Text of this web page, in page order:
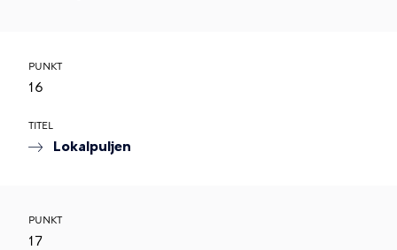
PUNKT
16
TITEL
Lokalpuljen
PUNKT
17